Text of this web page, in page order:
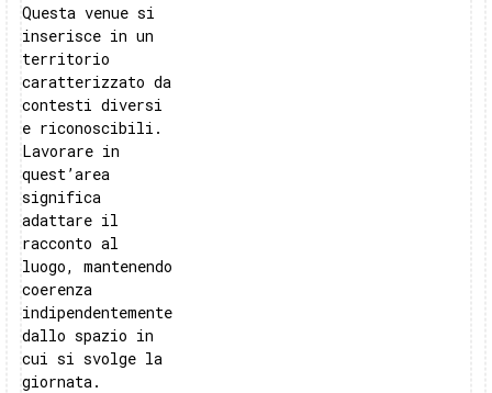
Questa venue si
inserisce in un
territorio
caratterizzato da
contesti diversi
e riconoscibili.
Lavorare in
quest’area
significa
adattare il
racconto al
luogo, mantenendo
coerenza
indipendentemente
dallo spazio in
cui si svolge la
giornata.